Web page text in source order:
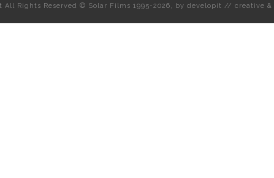
All Rights Reserved © Solar Films 1995-2026, by developit // creative &